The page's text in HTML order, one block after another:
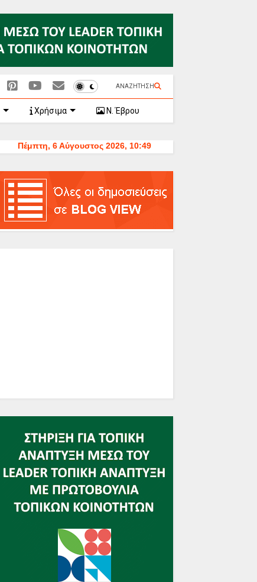
ΑΝΑΖΗΤΗΣΗ
Χρήσιμα Ν. Έβρου